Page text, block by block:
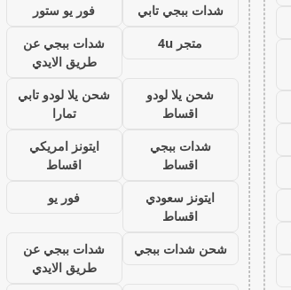
شدات ببجي تابي
فور يو ستور
متجر 4u
شدات ببجي عن
طريق الايدي
شحن يلا لودو
اقساط
شحن يلا لودو تابي
تمارا
شدات ببجي
اقساط
ايتونز امريكي
اقساط
ايتونز سعودي
اقساط
فور يو
شحن شدات ببجي
شدات ببجي عن
طريق الايدي